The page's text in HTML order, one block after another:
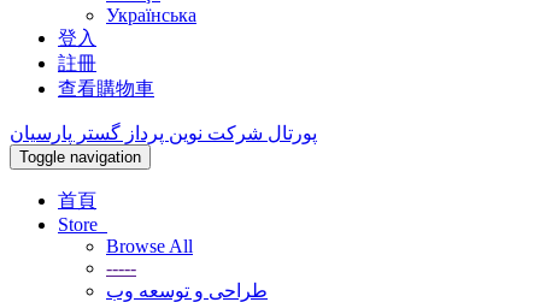
Українська
登入
註冊
查看購物車
پورتال شرکت نوین پرداز گستر پارسیان
Toggle navigation
首頁
Store
Browse All
-----
طراحی و توسعه وب